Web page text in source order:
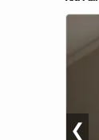
❮